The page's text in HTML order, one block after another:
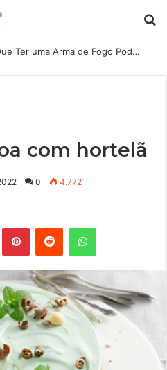
Nunca Diga Nunca: Por Que Ter uma Arma de Fogo Pode se Tornar uma Necessidade em Diferentes Momentos da Vida
com hortelã
0 4.772
PinterestReddit WhatsApp